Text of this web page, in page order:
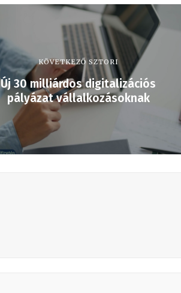
KÖVETKEZŐ SZTORI
Új 30 milliárdos digitalizációs
pályázat vállalkozásoknak